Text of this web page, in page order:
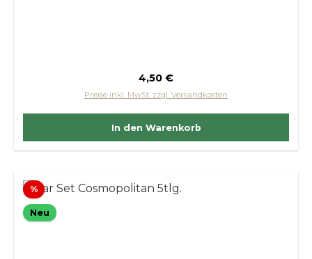
Regulärer Preis:
4,50 €
Preise inkl. MwSt. zzgl. Versandkosten
In den Warenkorb
%Rabatt
Neu